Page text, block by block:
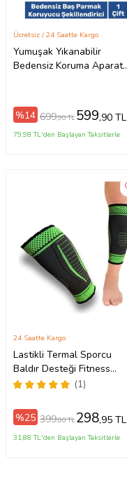
Yumuşak Yıkanabilir
Bedensiz Koruma Aparat
Adet
Ücretsiz / 24 Saatte Kargo
%14 699,90 TL 599,90 TL
79,98 TL'den Başlayan Taksitlerle
Lastikli Termal Sporcu
Baldır Desteği Fitness
Egzersiz Tendon Koruyucu
(Siyah-Yeşil)
(1)
24 Saatte Kargo
%25 399,00 TL 298,95 TL
31,88 TL'den Başlayan Taksitlerle